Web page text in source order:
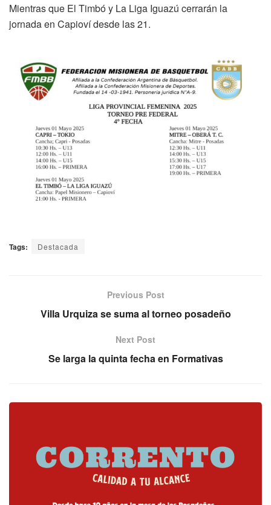
Mientras que El Timbó y La Liga Iguazú cerrarán la
jornada en Capioví desde las 21.
Tags: Destacada
Previous Post
Villa Urquiza se suma al torneo posadeño
Next Post
Se larga la quinta fecha en Formativas